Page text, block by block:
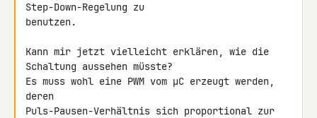
Step-Down-Regelung zu
benutzen.
Kann mir jetzt vielleicht erklären, wie die
Schaltung aussehen müsste?
Es muss wohl eine PWM vom µC erzeugt werden,
deren
Puls-Pausen-Verhältnis sich proportional zur